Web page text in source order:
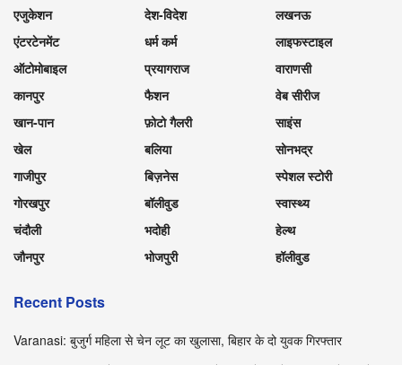
एजुकेशन
एंटरटेनमेंट
ऑटोमोबाइल
कानपुर
खान-पान
खेल
गाजीपुर
गोरखपुर
चंदौली
जौनपुर
देश-विदेश
धर्म कर्म
प्रयागराज
फैशन
फ़ोटो गैलरी
बलिया
बिज़नेस
बॉलीवुड
भदोही
भोजपुरी
लखनऊ
लाइफस्टाइल
वाराणसी
वेब सीरीज
साइंस
सोनभद्र
स्पेशल स्टोरी
स्वास्थ्य
हेल्थ
हॉलीवुड
Recent Posts
Varanasi: बुजुर्ग महिला से चेन लूट का खुलासा, बिहार के दो युवक गिरफ्तार